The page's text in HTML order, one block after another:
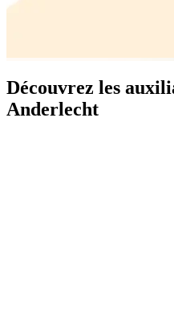
Découvrez les
Anderlecht